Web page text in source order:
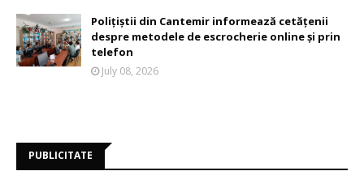
Polițiștii din Cantemir informează cetățenii
despre metodele de escrocherie online și prin
telefon
July 08, 2026
PUBLICITATE